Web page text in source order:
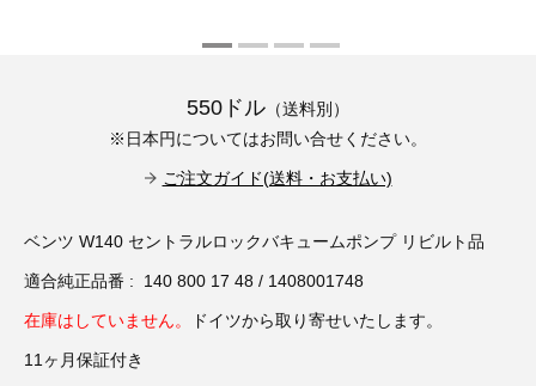
ディーゼルインジェクター&グロープラグ ツール（7）
ホイールロック取り外しツール（6）
3D プリンターペン（8）
キー関連（19）
その他（12）
550ドル （送料別）
※日本円についてはお問い合せください。
ご注文ガイド(送料・お支払い)
ベンツ W140 セントラルロックバキュームポンプ リビルト品
適合純正品番 : 140 800 17 48 / 1408001748
在庫はしていません。 ドイツから取り寄せいたします。
11ヶ月保証付き